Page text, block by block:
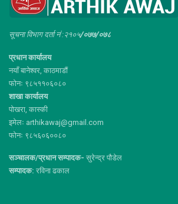
सूचना विभाग दर्ता नं :२१०५/०७७/०७८
प्रधान कार्यालय
नयाँ बानेश्वर, काठमाडौं
फोनः ९८५११०६०८०
शाखा कार्यालय
पोखरा, कास्की
इमेलः arthikawaj@gmail.com
फोनः ९८५६०६००८०
सञ्चालक/प्रधान सम्पादक- सुरेन्द्र पौडेल
सम्पादक: रविना ढकाल